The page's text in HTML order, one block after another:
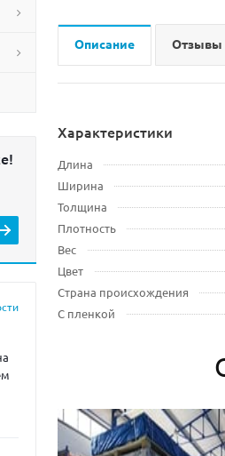
Описание Отзывы
Характеристики
Длина
Ширина
Толщина
Плотность
Вес
Цвет
Страна происхождения
С пленкой